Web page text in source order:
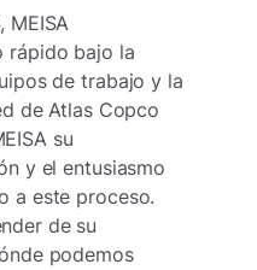
MEISA
rápido bajo la
de trabajo y la
de Atlas Copco
su
y el entusiasmo
a este proceso.
de su
podemos